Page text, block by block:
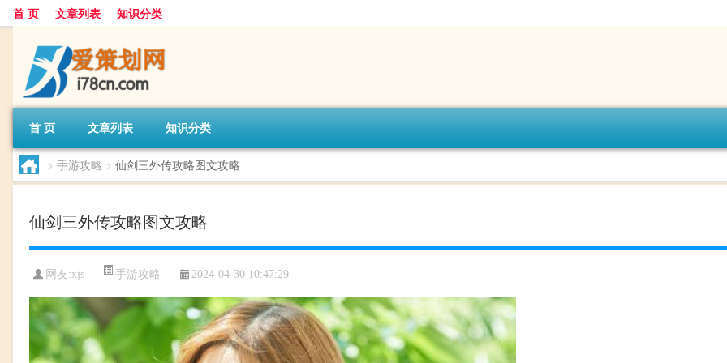
首 页 文章列表 知识分类
首 页 文章列表 知识分类
> 手游攻略 > 仙剑三外传攻略图文攻略
仙剑三外传攻略图文攻略
网友:xjs 手游攻略 2024-04-30 10:47:29